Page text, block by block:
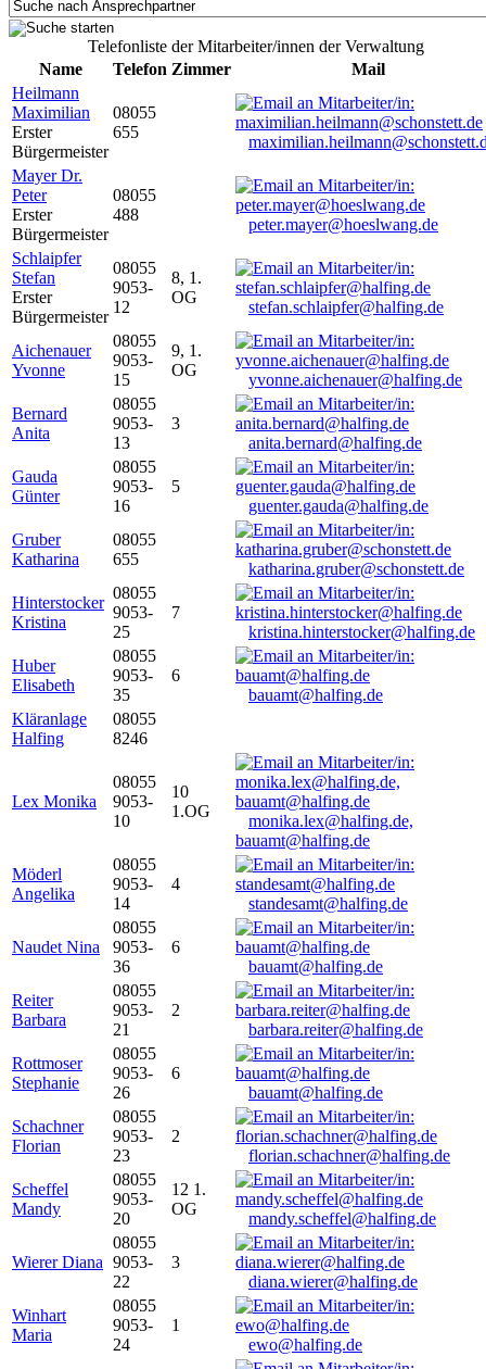
Telefonliste der Mitarbeiter/innen der Verwaltung
Name
Telefon Zimmer
Mail
Heilmann
Maximilian
Erster
Bürgermeister
08055
655
Mayer Dr.
Peter
Erster
Bürgermeister
08055
488
peter.mayer@hoeslwang.de
Schlaipfer
Stefan
Erster
Bürgermeister
08055
9053-
12
8, 1.
OG
stefan.schlaipfer@halfing.de
Aichenauer
Yvonne
08055
9053-
15
9, 1.
OG
yvonne.aichenauer@halfing.de
Bernard
Anita
08055
9053-
13
3
anita.bernard@halfing.de
Gauda
Günter
08055
9053-
16
5
guenter.gauda@halfing.de
Gruber
Katharina
08055
655
katharina.gruber@schonstett.de
Hinterstocker
Kristina
08055
9053-
25
7
kristina.hinterstocker@halfing.de
Huber
Elisabeth
08055
9053-
35
6
bauamt@halfing.de
Kläranlage
Halfing
08055
8246
Lex Monika
08055
9053-
10
10
1.OG
monika.lex@halfing.de,
bauamt@halfing.de
Möderl
Angelika
08055
9053-
14
4
standesamt@halfing.de
Naudet Nina
08055
9053-
36
6
bauamt@halfing.de
Reiter
Barbara
08055
9053-
21
2
barbara.reiter@halfing.de
Rottmoser
Stephanie
08055
9053-
26
6
bauamt@halfing.de
Schachner
Florian
08055
9053-
23
2
florian.schachner@halfing.de
Scheffel
Mandy
08055
9053-
20
12 1.
OG
mandy.scheffel@halfing.de
Wierer Diana
08055
9053-
22
3
diana.wierer@halfing.de
Winhart
Maria
08055
9053-
24
1
ewo@halfing.de